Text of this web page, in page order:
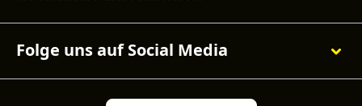
Folge uns auf Social Media